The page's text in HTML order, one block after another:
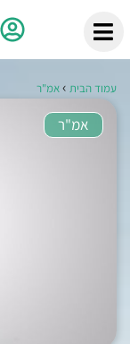
עמוד הבית ›אמ"ר
אמ"ר